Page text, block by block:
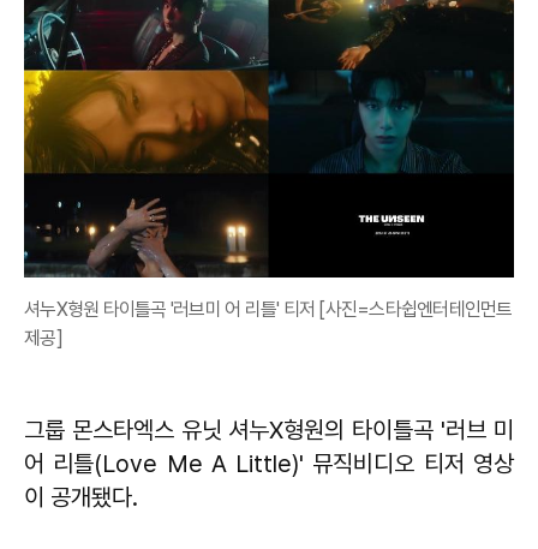
셔누X형원 타이틀곡 '러브미 어 리틀' 티저 [사진=스타쉽엔터테인먼트
제공]
그룹 몬스타엑스 유닛 셔누X형원의 타이틀곡 '러브 미
어 리틀(Love Me A Little)' 뮤직비디오 티저 영상
이 공개됐다.